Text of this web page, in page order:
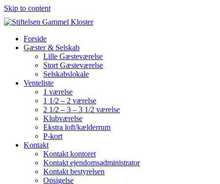
Skip to content
Forside
Gæster & Selskab
Lille Gæsteværelse
Stort Gæsteværelse
Selskabslokale
Venteliste
1 værelse
1 1/2 – 2 værelse
2 1/2 – 3 – 3 1/2 værelse
Klubværelse
Ekstra loft/kælderrum
P-kort
Kontakt
Kontakt kontoret
Kontakt ejendomsadministrator
Kontakt bestyrelsen
Opsigelse